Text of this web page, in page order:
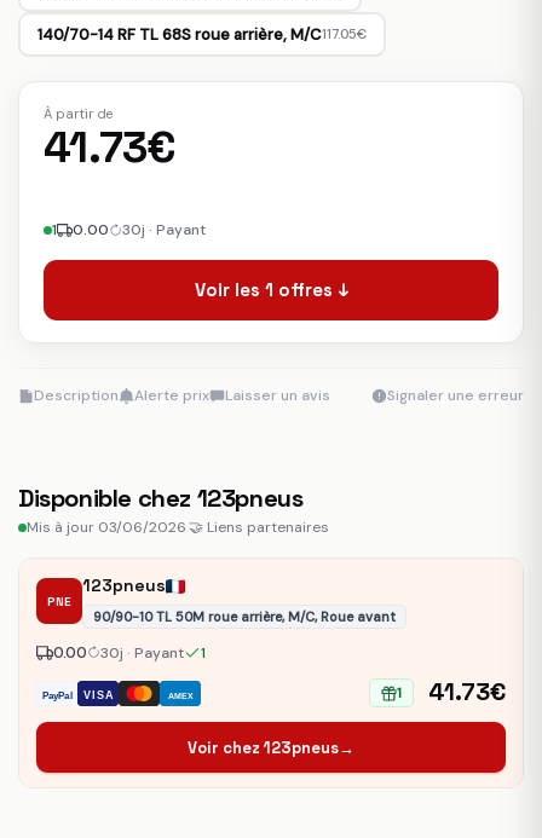
140/70-14 RF TL 68S roue arrière, M/C117.05€
À partir de
41.73€
1 0.00 30j · Payant
Voir les 1 offres ↓
Description Alerte prix Laisser un avis Signaler une erreur
Disponible chez 123pneus
Mis à jour 03/06/2026🤝 Liens partenaires
PNE
123pneus
90/90-10 TL 50M roue arrière, M/C, Roue avant
PayPal VISA AMEX
0.00 30j · Payant 1
1 41.73€
Voir chez 123pneus→